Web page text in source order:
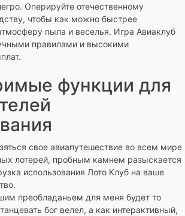
Оперируйте отечественному
чтобы как можно быстрее
пыла и веселья. Игра Авиаклуб
правилами и высокими
функции для
свое авиапутешествие во всем мире
лотерей, пробным камнем разыскается
использования Лото Клуб на ваше
преобладаньем для меня будет то
бог велел, а как интерактивный,